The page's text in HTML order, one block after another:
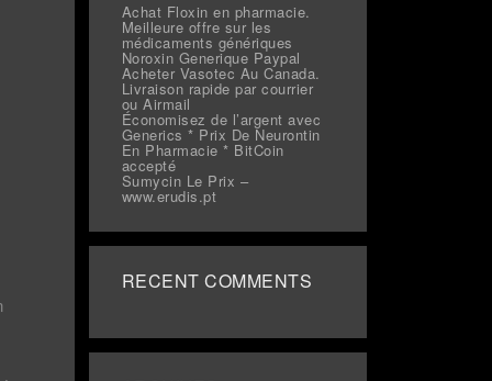
Achat Floxin en pharmacie.
Meilleure offre sur les
médicaments génériques
Noroxin Generique Paypal
Acheter Vasotec Au Canada.
Livraison rapide par courrier
ou Airmail
Économisez de l’argent avec
Generics * Prix De Neurontin
En Pharmacie * BitCoin
accepté
Sumycin Le Prix –
www.erudis.pt
RECENT COMMENTS